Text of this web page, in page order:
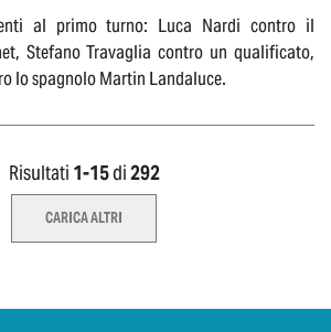
al primo turno: Luca Nardi contro il
Stefano Travaglia contro un qualificato,
lo spagnolo Martin Landaluce.
Risultati 1-15di292
CARICA ALTRI